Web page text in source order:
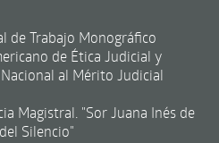
de Trabajo Monográfico
de Ética Judicial y
al Mérito Judicial
Magistral. "Sor Juana Inés de
Silencio"